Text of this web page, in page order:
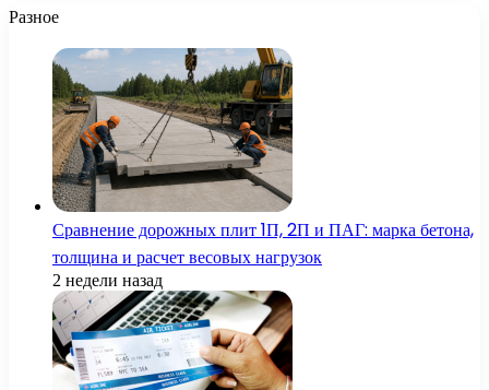
Разное
Сравнение дорожных плит 1П, 2П и ПАГ: марка бетона,
толщина и расчет весовых нагрузок
2 недели назад